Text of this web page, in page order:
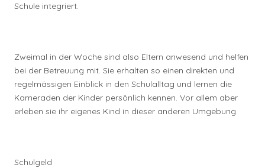
Schule integriert.
Zweimal in der Woche sind also Eltern anwesend und helfen
bei der Betreuung mit. Sie erhalten so einen direkten und
regelmässigen Einblick in den Schulalltag und lernen die
Kameraden der Kinder persönlich kennen. Vor allem aber
erleben sie ihr eigenes Kind in dieser anderen Umgebung.
Schulgeld